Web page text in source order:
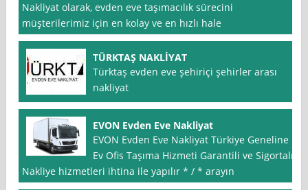
Nakliyat olarak, evden eve taşımacılık sürecini
müşterilerimiz için en kolay ve en hızlı hale
TÜRKTAŞ NAKLİYAT
Türktaş evden eve şehiriçi şehirler arası
nakliyat
EVON Evden Eve Nakliyat
EVON Evden Eve Nakliyat Türkiye Geneline
Ev Ofis Taşıma Hizmeti Garantili ve Sigortalı
Nakliye hizmetleri ihtina ile yapılır * / * arayın